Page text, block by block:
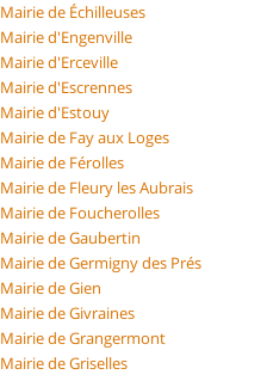
Mairie de Échilleuses
Mairie d'Engenville
Mairie d'Erceville
Mairie d'Escrennes
Mairie d'Estouy
Mairie de Fay aux Loges
Mairie de Férolles
Mairie de Fleury les Aubrais
Mairie de Foucherolles
Mairie de Gaubertin
Mairie de Germigny des Prés
Mairie de Gien
Mairie de Givraines
Mairie de Grangermont
Mairie de Griselles